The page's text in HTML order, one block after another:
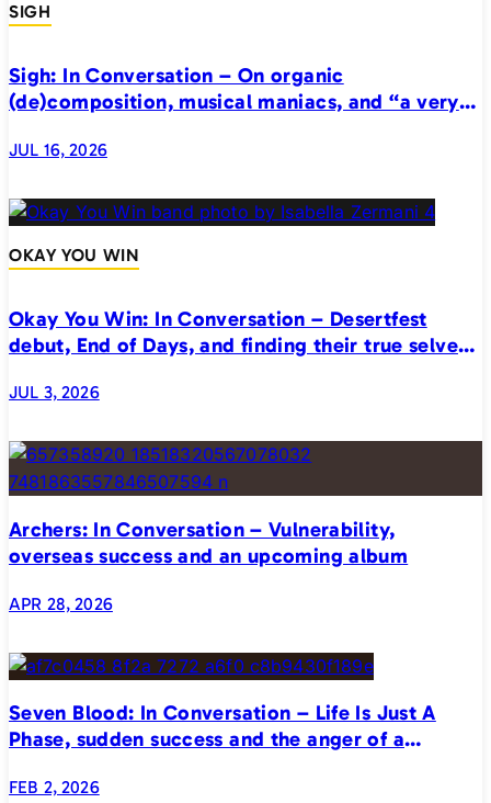
SIGH
Sigh: In Conversation – On organic
(de)composition, musical maniacs, and “a very
JUL 16, 2026
OKAY YOU WIN
Okay You Win: In Conversation – Desertfest
debut, End of Days, and finding their true selves
JUL 3, 2026
Archers: In Conversation – Vulnerability,
overseas success and an upcoming album
APR 28, 2026
Seven Blood: In Conversation – Life Is Just A
Phase, sudden success and the anger of a
FEB 2, 2026